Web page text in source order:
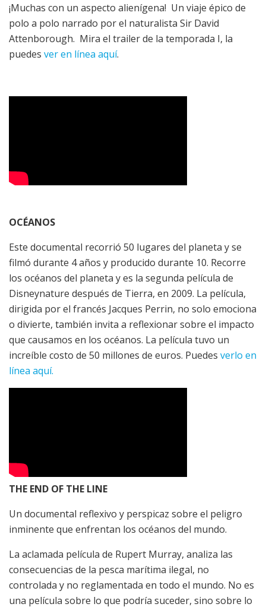
¡Muchas con un aspecto alienígena! Un viaje épico de
polo a polo narrado por el naturalista Sir David
Attenborough. Mira el trailer de la temporada I, la
puedes ver en línea aquí.
OCÉANOS
Este documental recorrió 50 lugares del planeta y se
filmó durante 4 años y producido durante 10. Recorre
los océanos del planeta y es la segunda película de
Disneynature después de Tierra, en 2009. La película,
dirigida por el francés Jacques Perrin, no solo emociona
o divierte, también invita a reflexionar sobre el impacto
que causamos en los océanos. La película tuvo un
increíble costo de 50 millones de euros. Puedes verlo en
línea aquí.
THE END OF THE LINE
Un documental reflexivo y perspicaz sobre el peligro
inminente que enfrentan los océanos del mundo.
La aclamada película de Rupert Murray, analiza las
consecuencias de la pesca marítima ilegal, no
controlada y no reglamentada en todo el mundo. No es
una película sobre lo que podría suceder, sino sobre lo